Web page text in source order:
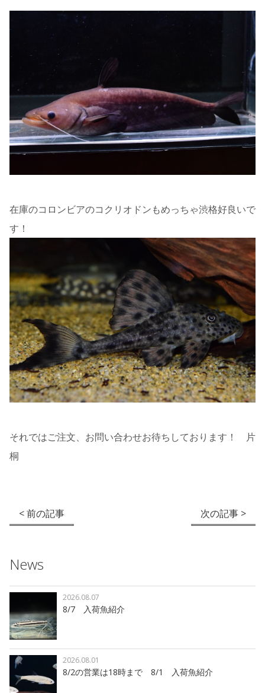
在庫のコロンビアのコクリオドンもめっちゃ渋格好良いで
す！
それではご注文、お問い合わせお待ちしております！ 片
桐
< 前の記事 次の記事 >
News
8/7 入荷魚紹介
2026.08.07
8/2の営業は18時まで 8/1 入荷魚紹介
2026.08.01